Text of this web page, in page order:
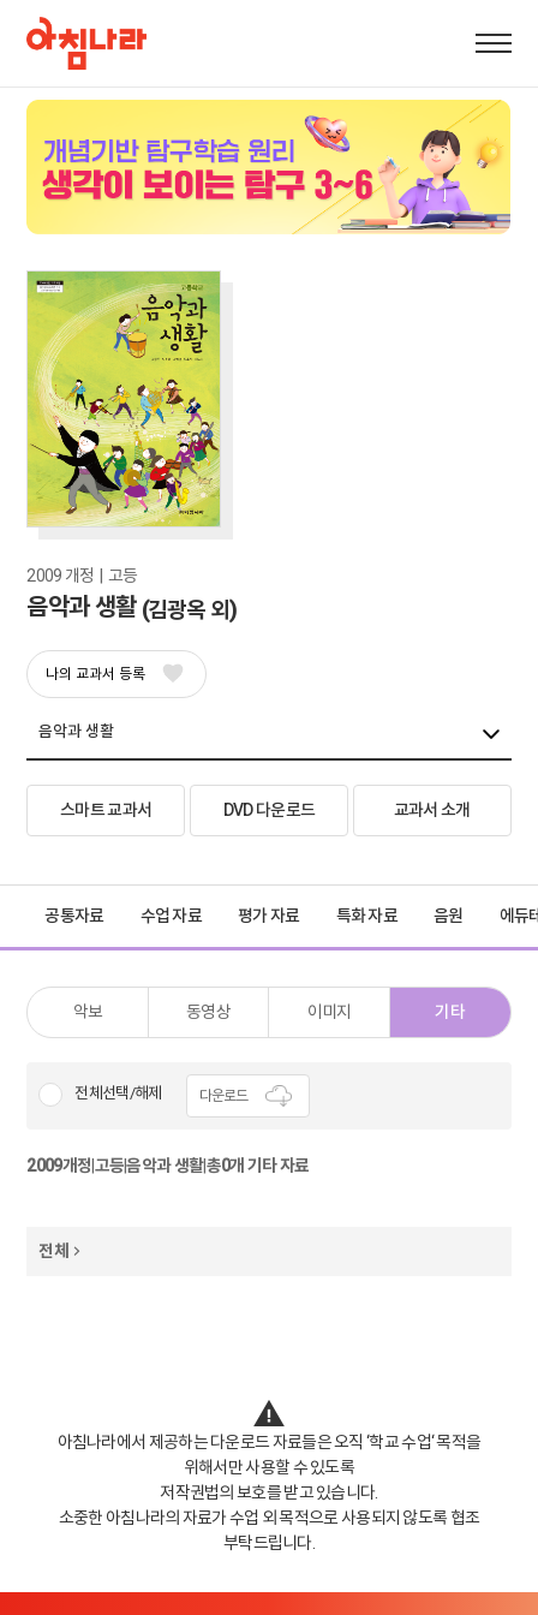
2009 개정  |  고등
음악과 생활 (김광옥 외)
나의 교과서 등록
스마트 교과서 DVD 다운로드 교과서 소개
공통자료 수업 자료 평가 자료 특화 자료 음원 에듀
악보 동영상 이미지 기타
전체선택/해제 다운로드
2009개정 고등|음악과 생활|총0개 기타 자료
전체
아침나라에서 제공하는 다운로드 자료들은 오직 ‘학교 수업‘ 목적을
위해서만 사용할 수 있도록
저작권법의 보호를 받고 있습니다.
소중한 아침나라의 자료가 수업 외 목적으로 사용되지 않도록 협조
부탁드립니다.